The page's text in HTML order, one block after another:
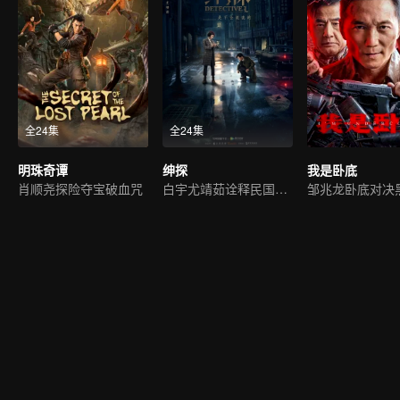
全24集
明珠奇谭
肖顺尧探险夺宝破血咒
全24集
绅探
白宇尤靖茹诠释民国侦探范
我是卧底
邹兆龙卧底对决